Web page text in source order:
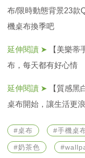
布/限時動態背景23款
機桌布換季吧
延伸閱讀 ➤
【美樂
布，每天都有好心情
延伸閱讀 ➤
【質感
桌布開始，讓生活更
#桌布 #手機桌
#奶茶色